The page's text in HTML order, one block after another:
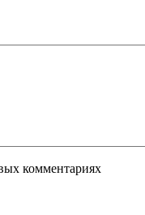
комментариях